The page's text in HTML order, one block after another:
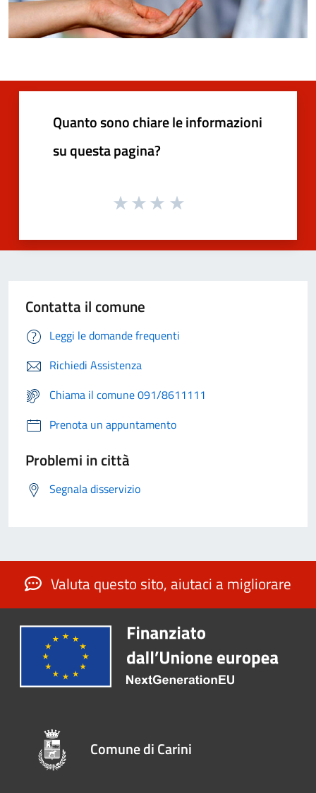
Quanto sono chiare le informazioni
su questa pagina?
Contatta il comune
Leggi le domande frequenti
Richiedi Assistenza
Chiama il comune 091/8611111
Prenota un appuntamento
Problemi in città
Segnala disservizio
Valuta questo sito, aiutaci a migliorare
Comune di Carini